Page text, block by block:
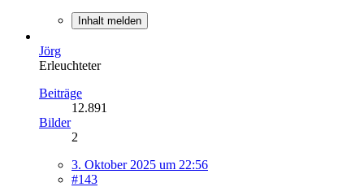
Inhalt melden
Jörg
Erleuchteter
Beiträge
12.891
Bilder
2
3. Oktober 2025 um 22:56
#143